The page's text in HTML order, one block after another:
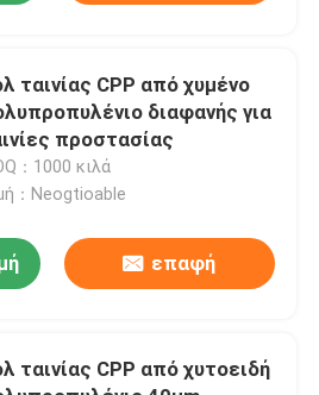
ταινίας CPP από χυμένο
διαφανής για
προστασίας
：1000 κιλά
：Neogtioable
επαφή
ταινίας CPP από χυτοειδή